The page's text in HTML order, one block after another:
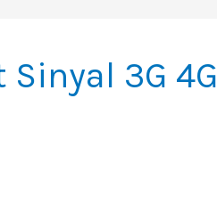
3G 4G